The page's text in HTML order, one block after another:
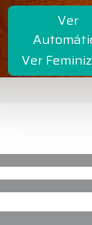
Ver
Ver